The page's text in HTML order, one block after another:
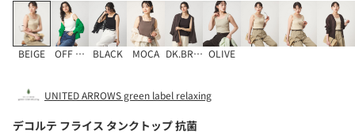
BEIGE OFF WHITEBLACK MOCA DK.BROWNOLIVE
UNITED ARROWS green label relaxing
デコルテ フライス タンクトップ 抗菌